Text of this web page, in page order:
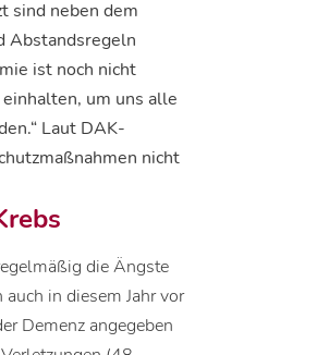
sind neben dem
Abstandsregeln
ist noch nicht
um uns alle
Laut DAK-
nicht
die Ängste
in diesem Jahr vor
Demenz angegeben